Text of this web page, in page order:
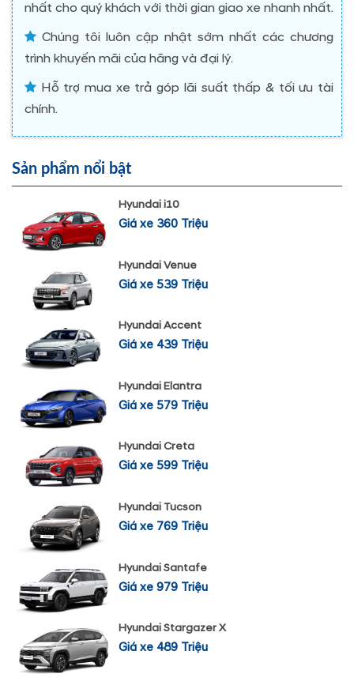
nhất cho quý khách với thời gian giao xe nhanh nhất.
Chúng tôi luôn cập nhật sớm nhất các chương
trình khuyến mãi của hãng và đại lý.
Hỗ trợ mua xe trả góp lãi suất thấp & tối ưu tài
chính.
Sản phẩm nổi bật
Hyundai i10
Giá xe 360 Triệu
Hyundai Venue
Giá xe 539 Triệu
Hyundai Accent
Giá xe 439 Triệu
Hyundai Elantra
Giá xe 579 Triệu
Hyundai Creta
Giá xe 599 Triệu
Hyundai Tucson
Giá xe 769 Triệu
Hyundai Santafe
Giá xe 979 Triệu
Hyundai Stargazer X
Giá xe 489 Triệu